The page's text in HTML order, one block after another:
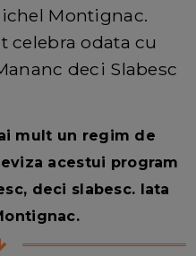
Montignac.
celebra odata cu
deci Slabesc
mult un regim de
acestui program
deci slabesc. Iata